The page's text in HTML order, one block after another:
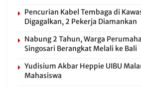
Pencurian Kabel Tembaga di
Digagalkan, 2 Pekerja Diamankan
Nabung 2 Tahun, Warga
Singosari Berangkat Melali ke Bali
Yudisium Akbar Heppie UIBU
Mahasiswa